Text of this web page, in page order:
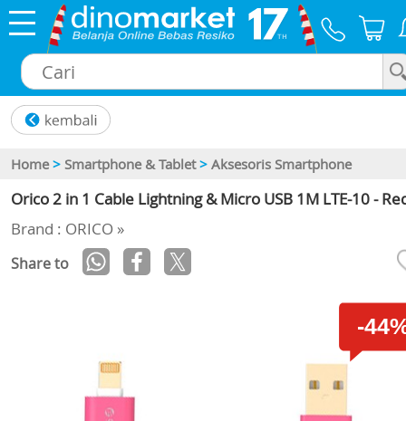
Home > Smartphone & Tablet > Aksesoris Smartphone
Orico 2 in 1 Cable Lightning & Micro USB 1M LTE-10 -
Brand : ORICO »
Share to
-